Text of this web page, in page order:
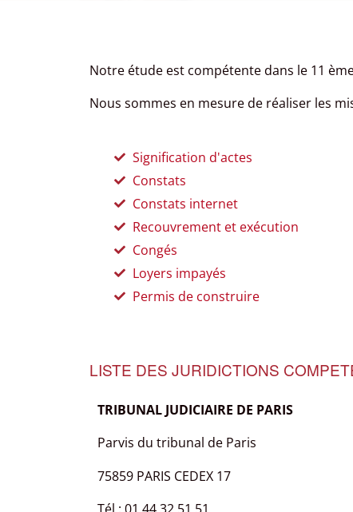
Notre étude est compétente dans le 11
Nous sommes en mesure de réaliser les
Signification d'actes
Constats
Constats internet
Recouvrement et exécution
Congés
Loyers impayés
Permis de construire
LISTE DES JURIDICTIONS
TRIBUNAL JUDICIAIRE DE PARIS
Parvis du tribunal de Paris
75859 PARIS CEDEX 17